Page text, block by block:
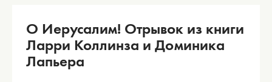
О Иерусалим! Отрывок из книги
Ларри Коллинза и Доминика
Лапьера